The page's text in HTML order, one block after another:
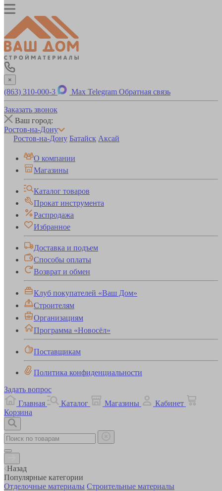
×
(863) 310-000-3 Max Telegram Обратная связь
Заказать звонок
Ваш город:
Ростов-на-Дону
Ростов-на-Дону Батайск Аксай
О компании
Магазины
Каталог товаров
Прокат инструмента
Распродажа
Избранное
Доставка и подъем
Способы оплаты
Возврат и обмен
Клуб покупателей «Ваш Дом»
Строителям
Организациям
Программа «Новосёл»
Поставщикам
Политика конфиденциальности
Задать вопрос
Главная
Каталог Магазины
Кабинет
Корзина
Назад
Популярные категории
Отделочные материалы Строительные материалы